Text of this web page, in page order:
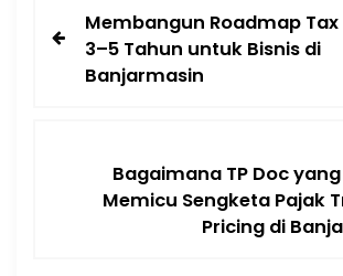
Membangun Roadmap
3–5 Tahun untuk Bisnis di
Banjarmasin
Bagaimana TP Doc
Memicu Sengketa Pajak
Pricing di